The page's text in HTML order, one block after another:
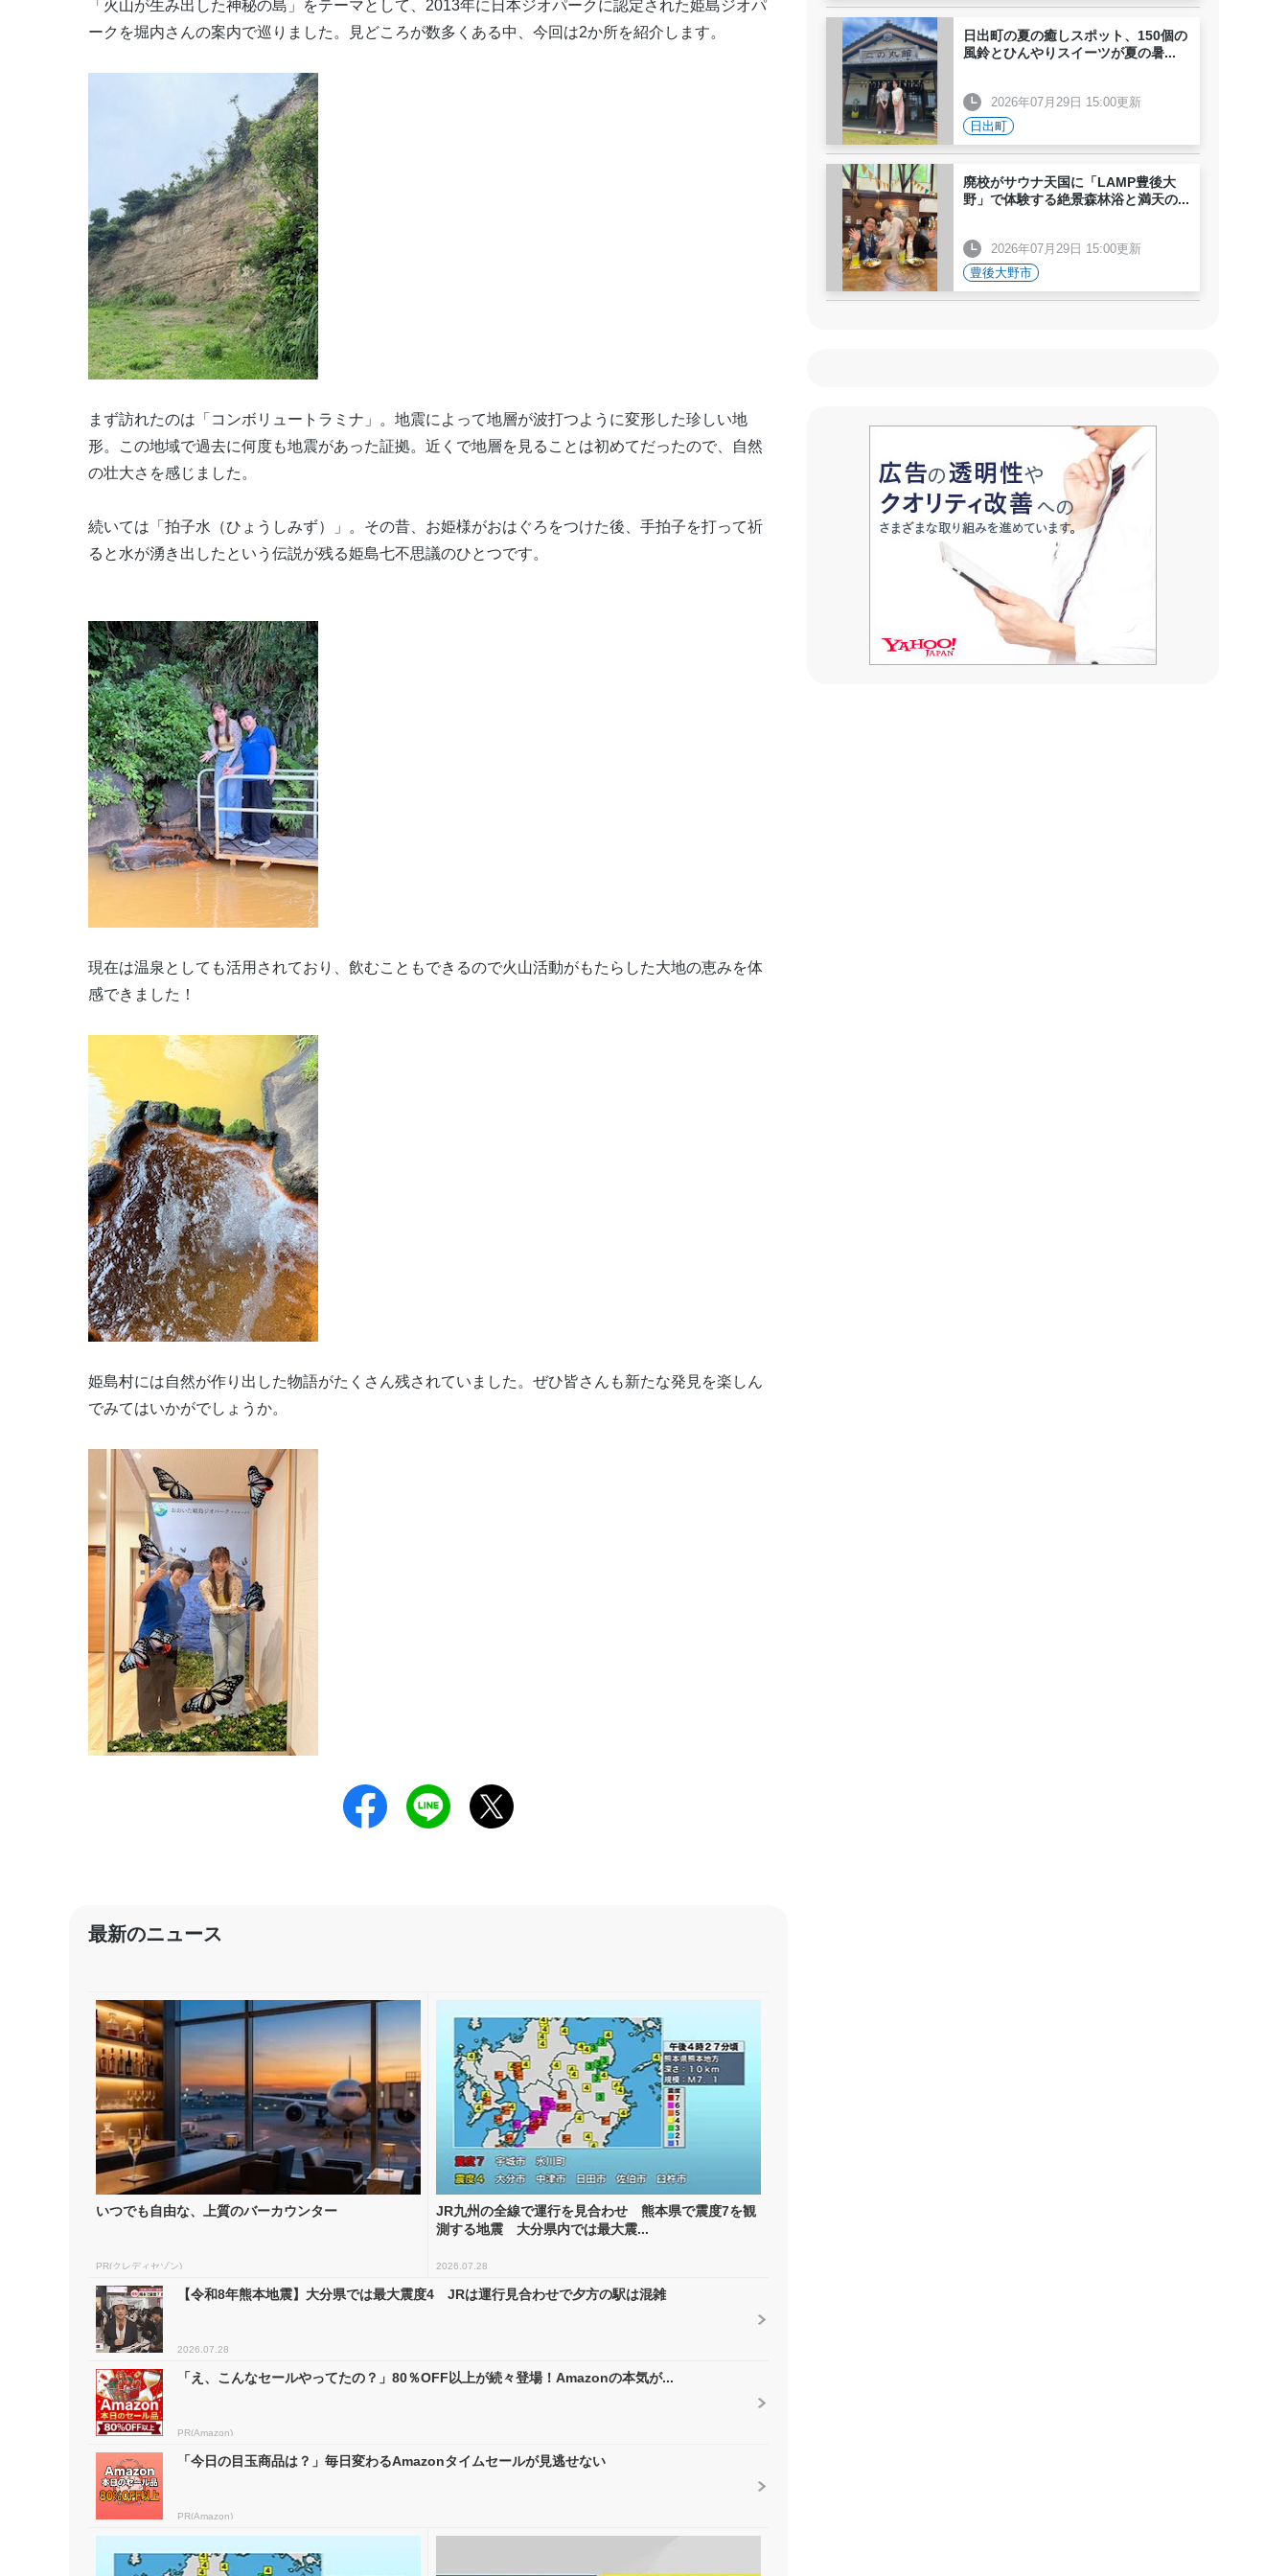
「火山が生み出した神秘の島」をテーマとして、 2013年に日本ジオパークに認定された姫島ジオパ
ークを堀内さんの案内で巡りました。見どころが数多くある中、今回は2か所を紹介します。
まず訪れたのは「コンボリュートラミナ」。地震によって地層が波打つように変形した珍しい地
形。この地域で過去に何度も地震があった証拠。近くで地層を見ることは初めてだったので、自然
の壮大さを感じました。
続いては「拍子水（ひょうしみず）」。その昔、お姫様がおはぐろをつけた後、手拍子を打って祈
ると水が湧き出したという伝説が残る姫島七不思議のひとつです。
現在は温泉としても活用されており、飲むこともできるので火山活動がもたらした大地の恵みを体
感できました！
姫島村には自然が作り出した物語がたくさん残されていました。ぜひ皆さんも新たな発見を楽しん
でみてはいかがでしょうか。
最新のニュース
いつでも自由な、上質のバーカウンター
PR(クレディセゾン)
JR九州の全線で運行を見合わせ 熊本県で震度7を観
測する地震 大分県内では最大震...
2026.07.28
【令和8年熊本地震】大分県では最大震度4 JRは運行見合わせで夕方の駅は混雑
2026.07.28
「え、こんなセールやってたの？」80％OFF以上が続々登場！Amazonの本気が...
PR(Amazon)
「今日の目玉商品は？」毎日変わるAmazonタイムセールが見逃せない
PR(Amazon)
日出町の夏の癒しスポット、150個の
風鈴とひんやりスイーツが夏の暑...
2026年07月29日 15:00更新
日出町
廃校がサウナ天国に「LAMP豊後大
野」で体験する絶景森林浴と満天の...
2026年07月29日 15:00更新
豊後大野市